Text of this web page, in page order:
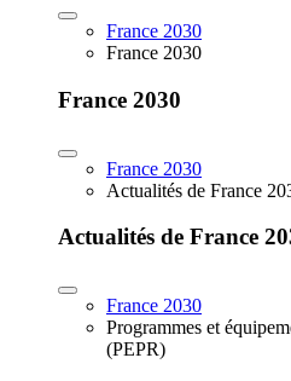
France 2030
France 2030
France 2030
France 2030
Actualités de France
Actualités de France
France 2030
Programmes et
(PEPR)